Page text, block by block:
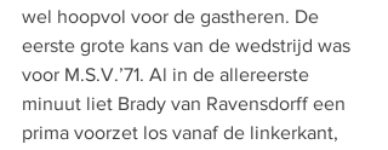
wel hoopvol voor de gastheren. De
eerste grote kans van de wedstrijd was
voor M.S.V.’71. Al in de allereerste
minuut liet Brady van Ravensdorff een
prima voorzet los vanaf de linkerkant,